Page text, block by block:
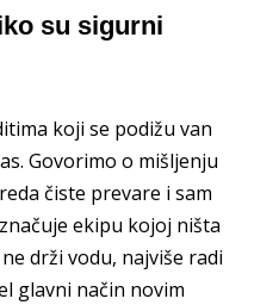
su sigurni
koji se podižu van
Govorimo o mišljenju
čiste prevare i sam
ekipu kojoj ništa
drži vodu, najviše radi
glavni način novim